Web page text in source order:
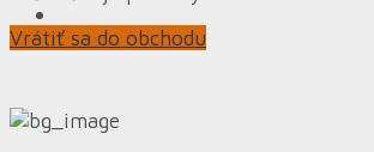
Vrátiť sa do obchodu